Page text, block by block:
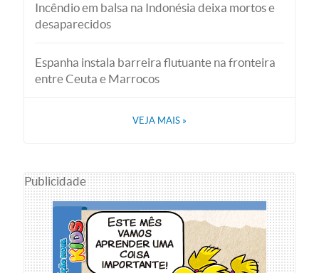
Incêndio em balsa na Indonésia deixa mortos e
desaparecidos
Espanha instala barreira flutuante na fronteira
entre Ceuta e Marrocos
VEJA MAIS »
Publicidade